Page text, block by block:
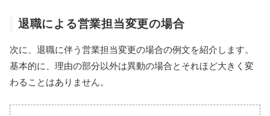
退職による営業担当変更の場合
次に、退職に伴う営業担当変更の場合の例文を紹介します。
基本的に、理由の部分以外は異動の場合とそれほど大きく変
わることはありません。